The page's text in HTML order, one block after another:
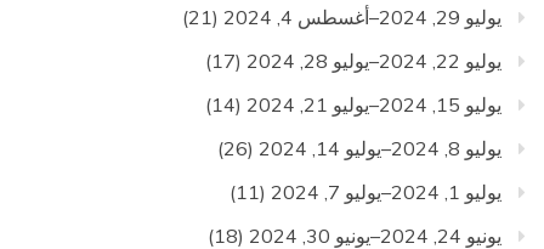
يوليو 29, 2024–أغسطس 4, 2024
(21)
يوليو 22, 2024–يوليو 28, 2024
(17)
يوليو 15, 2024–يوليو 21, 2024
(14)
يوليو 8, 2024–يوليو 14, 2024
(26)
يوليو 1, 2024–يوليو 7, 2024
(11)
يونيو 24, 2024–يونيو 30, 2024
(18)